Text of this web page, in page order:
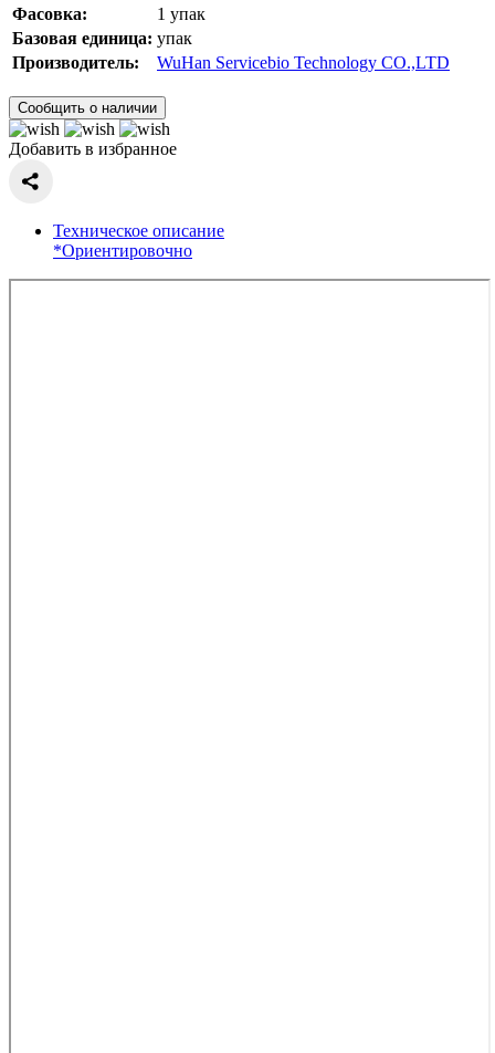
Фасовка:
1 упак
Базовая единица: упак
Производитель:
WuHan Servicebio Technology CO.,LTD
Сообщить о наличии
Добавить в избранное
Техническое описание
*Ориентировочно